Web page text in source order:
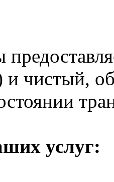
и чистый,
услуг: